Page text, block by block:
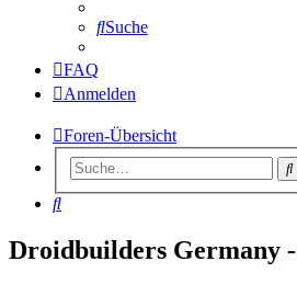
Suche
FAQ
Anmelden
Foren-Übersicht
Suche
Droidbuilders Germany